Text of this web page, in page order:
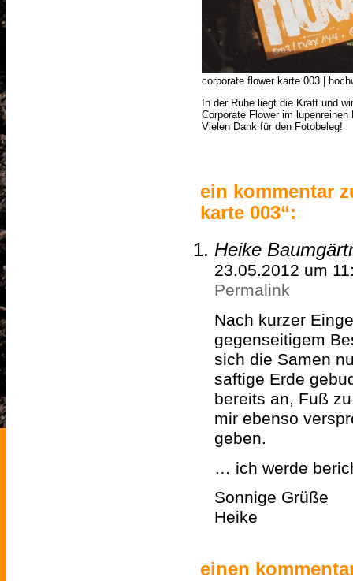
corporate flower karte 003 |
In der Ruhe liegt die Kraft und
Corporate Flower im
Vielen Dank für den Fotobeleg!
ein kommentar
karte 003“:
Heike
23.05.2012 um
Permalink
Nach kurzer
gegenseitigem
sich die Samen
saftige Erde
bereits an, Fuß
mir ebenso
geben.
… ich werde
Sonnige Grüße
Heike
einen